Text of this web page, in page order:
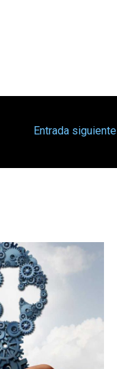
Entrada siguiente